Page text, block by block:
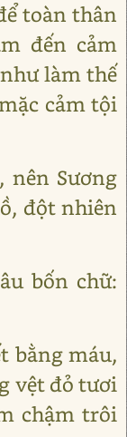
toàn thân
đến cảm
làm thế
cảm tội
nên Sương
đột nhiên
bốn chữ:
bằng máu,
vệt đỏ tươi
chậm trôi